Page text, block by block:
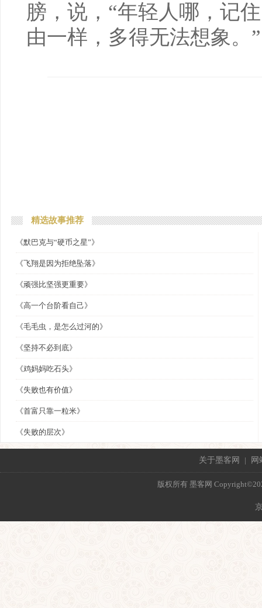
膀，说，“年轻人哪，记
由一样，多得无法想象。”
精选故事推荐
《默巴克与“硬币之星”》
《飞翔是因为拒绝坠落》
《顽强比坚强更重要》
《高一个台阶看自己》
《毛毛虫，是怎么过河的》
《坚持不必到底》
《鸡妈妈吃石头》
《失败也有价值》
《首富只靠一粒米》
《失败的层次》
关于墨客网 | 网
版权所有 墨客网